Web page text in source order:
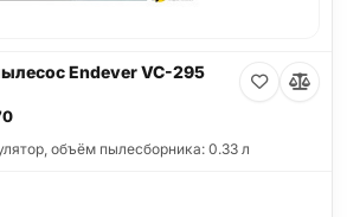
Endever VC-295
объём пылесборника: 0.33 л